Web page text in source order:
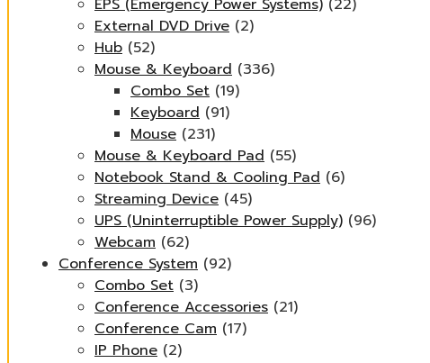
EPS (Emergency Power Systems) (22)
External DVD Drive (2)
Hub (52)
Mouse & Keyboard (336)
Combo Set (19)
Keyboard (91)
Mouse (231)
Mouse & Keyboard Pad (55)
Notebook Stand & Cooling Pad (6)
Streaming Device (45)
UPS (Uninterruptible Power Supply) (96)
Webcam (62)
Conference System (92)
Combo Set (3)
Conference Accessories (21)
Conference Cam (17)
IP Phone (2)